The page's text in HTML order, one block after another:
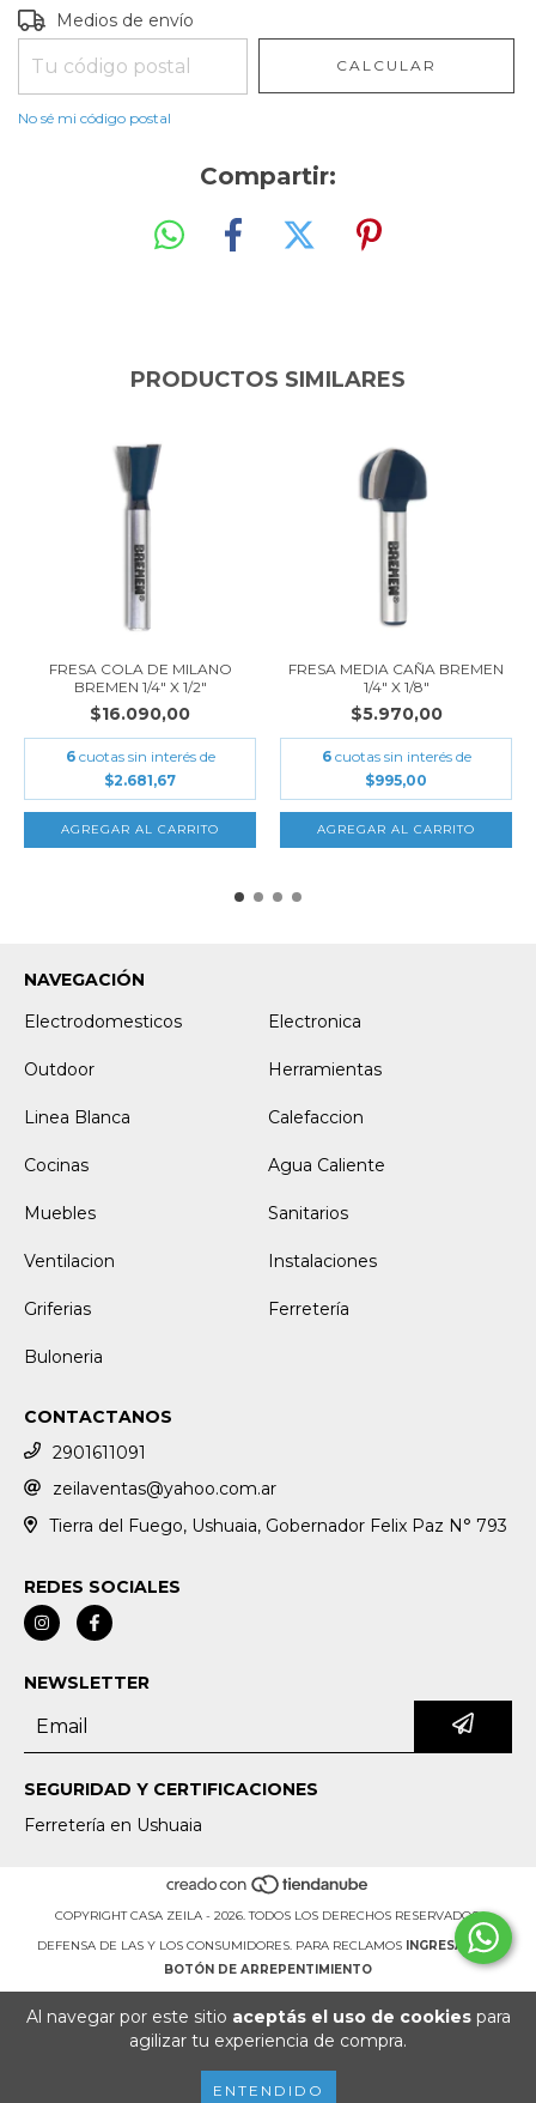
Al navegar por este sitio aceptás el uso de cookiespara
agilizar tu experiencia de compra.
ENTENDIDO
Entregas para el CP:
Medios de envío
CALCULAR
No sé mi código postal
Compartir:
PRODUCTOS SIMILARES
FRESA COLA DE MILANO
BREMEN 1/4" X 1/2"
$16.090,00
6 cuotas sin interés de
$2.681,67
FRESA MEDIA CAÑA BREMEN
1/4" X 1/8"
$5.970,00
6 cuotas sin interés de
$995,00
NAVEGACIÓN
Electrodomesticos
Electronica
Outdoor Herramientas
Linea Blanca Calefaccion
Cocinas Agua Caliente
Muebles Sanitarios
Ventilacion Instalaciones
Griferias Ferretería
Buloneria
CONTACTANOS
2901611091
zeilaventas@yahoo.com.ar
Tierra del Fuego, Ushuaia, Gobernador Felix Paz N° 793
REDES SOCIALES
NEWSLETTER
SEGURIDAD Y CERTIFICACIONES
Ferretería en Ushuaia
COPYRIGHT CASA ZEILA - 2026. TODOS LOS DERECHOS RESERVADOS.
DEFENSA DE LAS Y LOS CONSUMIDORES. PARA RECLAMOS
INGRESÁ ACÁ.
BOTÓN DE ARREPENTIMIENTO